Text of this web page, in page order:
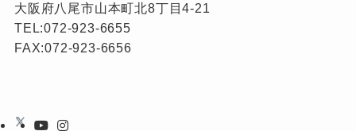
大阪府八尾市山本町北8丁目4-21
TEL:072-923-6655
FAX:072-923-6656